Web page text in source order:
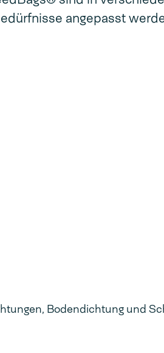
angepasst
Bodendichtung und